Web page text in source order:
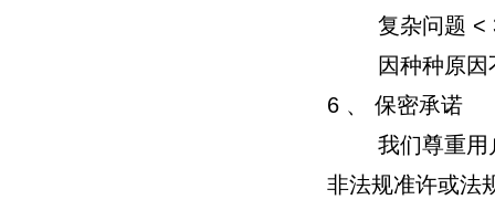
复杂问题 <
因种种原因不
6 、 保密承诺
我们尊重用户
非法规准许或法